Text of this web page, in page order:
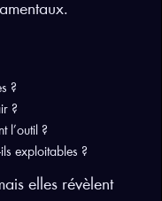
?
?
l’outil ?
exploitables ?
elles révèlent